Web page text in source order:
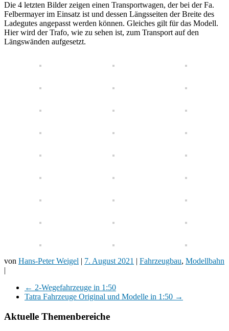
Die 4 letzten Bilder zeigen einen Transportwagen, der bei der Fa.
Felbermayer im Einsatz ist und dessen Längsseiten der Breite des
Ladegutes angepasst werden können. Gleiches gilt für das Modell.
Hier wird der Trafo, wie zu sehen ist, zum Transport auf den
Längswänden aufgesetzt.
von Hans-Peter Weigel | 7. August 2021 | Fahrzeugbau, Modellbahn
|
← 2-Wegefahrzeuge in 1:50
Tatra Fahrzeuge Original und Modelle in 1:50 →
Aktuelle Themenbereiche